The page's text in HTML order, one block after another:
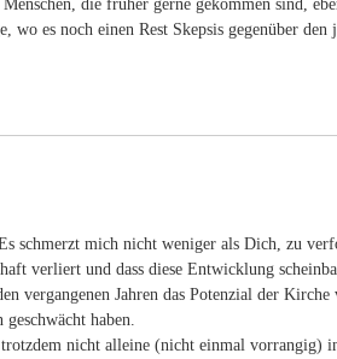
die früher gerne gekommen sind,
es noch einen Rest Skepsis gegenüber den
schmerzt mich nicht weniger als Dich, zu
verliert und dass diese Entwicklung
vergangenen Jahren das Potenzial der
haben.
nicht alleine (nicht einmal vorrangig)